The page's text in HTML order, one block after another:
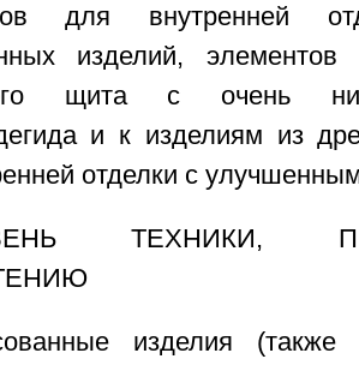
для внутренней
изделий,
щита с очень
и к изделиям из
отделки с
ТЕХНИКИ,
изделия (также